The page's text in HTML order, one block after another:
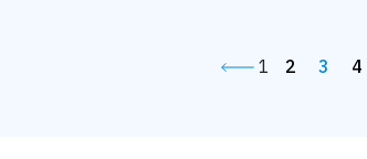
1 2 3 4